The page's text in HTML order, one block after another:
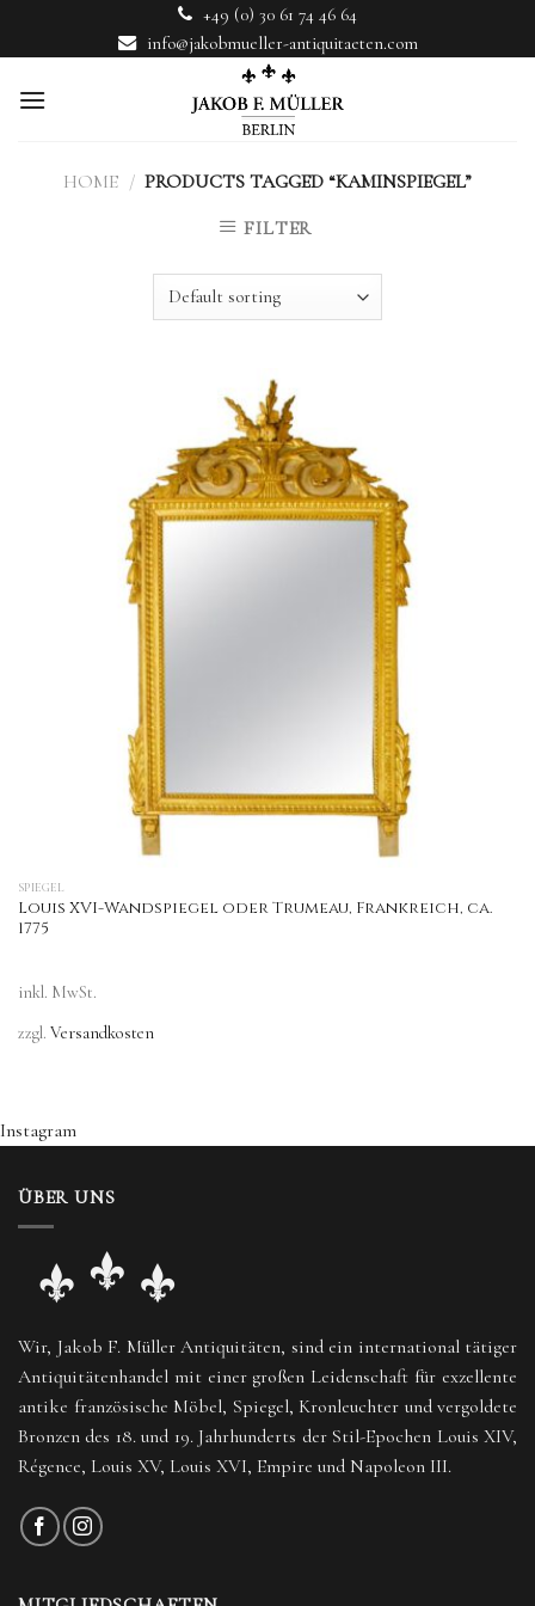
+49 (0) 30 61 74 46 64
info@jakobmueller-antiquitaeten.com
HOME / PRODUCTS TAGGED “KAMINSPIEGEL”
FILTER
SPIEGEL
Louis XVI-Wandspiegel oder Trumeau, Frankreich, ca.
1775
inkl. MwSt.
zzgl. Versandkosten
Instagram
ÜBER UNS
Wir, Jakob F. Müller Antiquitäten, sind ein international tätiger
Antiquitätenhandel mit einer großen Leidenschaft für exzellente
antike französische Möbel, Spiegel, Kronleuchter und vergoldete
Bronzen des 18. und 19. Jahrhunderts der Stil-Epochen Louis XIV,
Régence, Louis XV, Louis XVI, Empire und Napoleon III.